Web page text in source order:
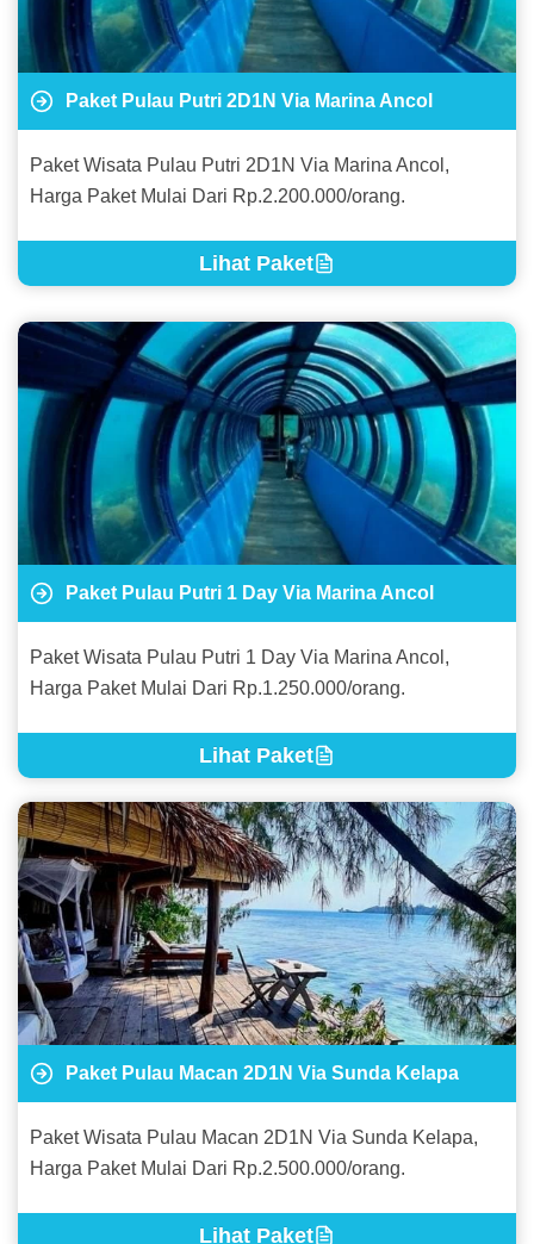
Paket Pulau Putri 2D1N Via Marina Ancol
Paket Wisata Pulau Putri 2D1N Via Marina Ancol,
Harga Paket Mulai Dari Rp.2.200.000/orang.
Lihat Paket
Paket Pulau Putri 1 Day Via Marina Ancol
Paket Wisata Pulau Putri 1 Day Via Marina Ancol,
Harga Paket Mulai Dari Rp.1.250.000/orang.
Lihat Paket
Paket Pulau Macan 2D1N Via Sunda Kelapa
Paket Wisata Pulau Macan 2D1N Via Sunda Kelapa,
Harga Paket Mulai Dari Rp.2.500.000/orang.
Lihat Paket